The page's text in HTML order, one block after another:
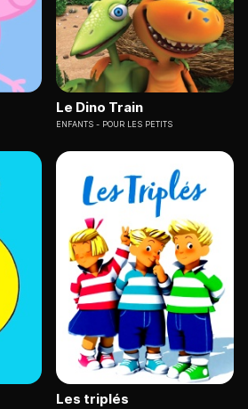
Le Dino Train
ENFANTS POUR LES PETITS
Les triplés